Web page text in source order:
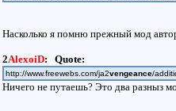
Насколько я помню прежный мод
2AlexoiD: Quote:
http://www.freewebs.com/ja2vengeance/
Ничего не путаешь? Это два разныз